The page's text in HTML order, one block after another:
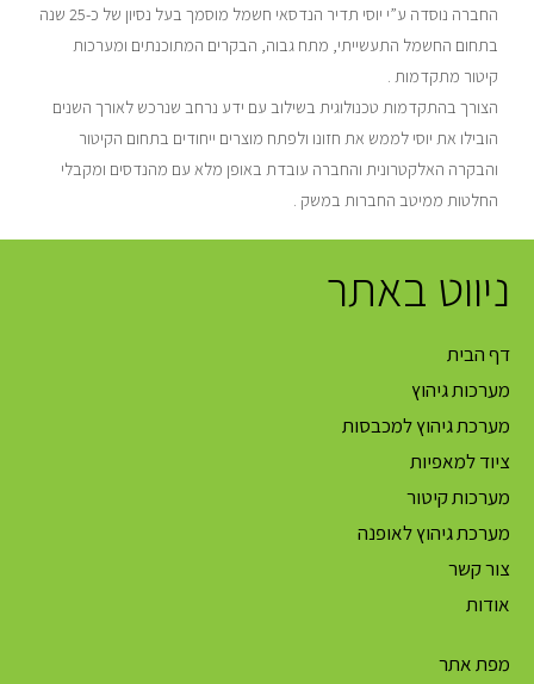
החברה נוסדה ע”י יוסי תדיר הנדסאי חשמל מוסמך בעל נסיון של כ-25 שנה
בתחום החשמל התעשייתי, מתח גבוה, הבקרים המתוכנתים ומערכות
קיטור מתקדמות .
הצורך בהתקדמות טכנולוגית בשילוב עם ידע נרחב שנרכש לאורך השנים
הובילו את יוסי לממש את חזונו ולפתח מוצרים ייחודים בתחום הקיטור
והבקרה האלקטרונית והחברה עובדת באופן מלא עם מהנדסים ומקבלי
החלטות ממיטב החברות במשק .
ניווט באתר
דף הבית
מערכות גיהוץ
מערכת גיהוץ למכבסות
ציוד למאפיות
מערכות קיטור
מערכת גיהוץ לאופנה
צור קשר
אודות
מפת אתר